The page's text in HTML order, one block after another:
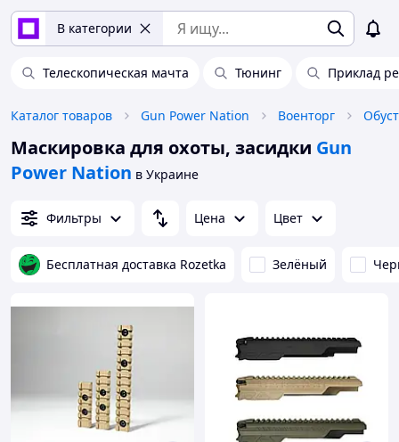
В категории
Телескопическая мачта Тюнинг Приклад
Каталог товаров Gun Power Nation Военторг
Маскировка для охоты, засидки Gun
Power Nation в Украине
Фильтры Цена Цвет
Бесплатная доставка Rozetka Зелёный